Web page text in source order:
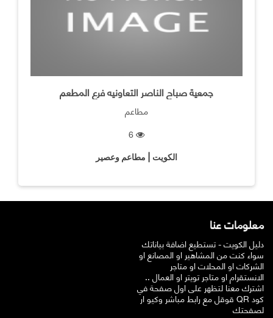
جمعية صباح الناصر التعاونيه فرع المطعم
مطاعم
الكويت | مطاعم وعصير
معلومات عنا
دليل الكويت - تستطيع اضافة بياناتك
سواء كنت من المشاهير او المصانع او
الشركات او المحلات او متاجر
الانستقرام او متاجر تويتر او العمال ..
اشترك معنا لتظهر على اول صفحة في
قوقل مع رابط مباشر وكيو ار QR كود
لصفحتك